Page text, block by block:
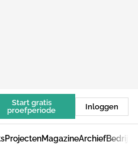
Start gratis
proefperiode
Inloggen
ProjectenMagazineArchief